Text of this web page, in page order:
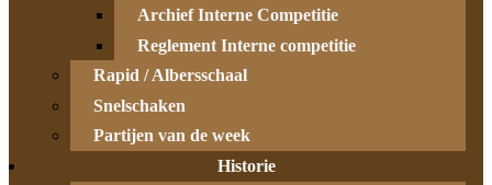
Archief Interne Competitie
Reglement Interne competitie
Rapid / Albersschaal
Snelschaken
Partijen van de week
Historie